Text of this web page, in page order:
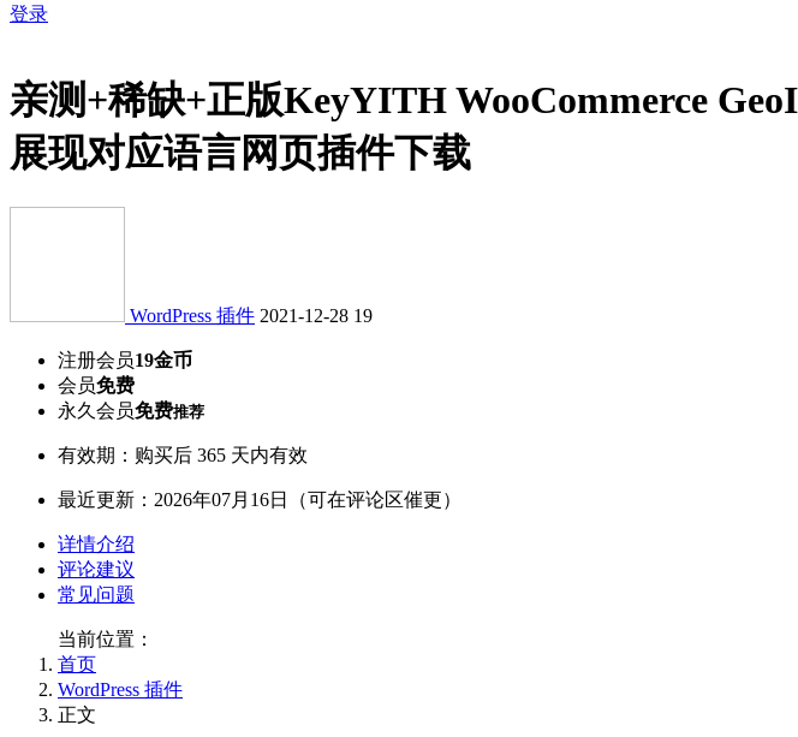
登录
亲测+稀缺+正版KeyYITH WooCommerce
展现对应语言网页插件下载
WordPress 插件 2021-12-28 19
注册会员19金币
会员免费
永久会员免费推荐
有效期：购买后 365 天内有效
最近更新：2026年07月16日（可在评论区催更）
详情介绍
评论建议
常见问题
当前位置：
首页
WordPress 插件
正文